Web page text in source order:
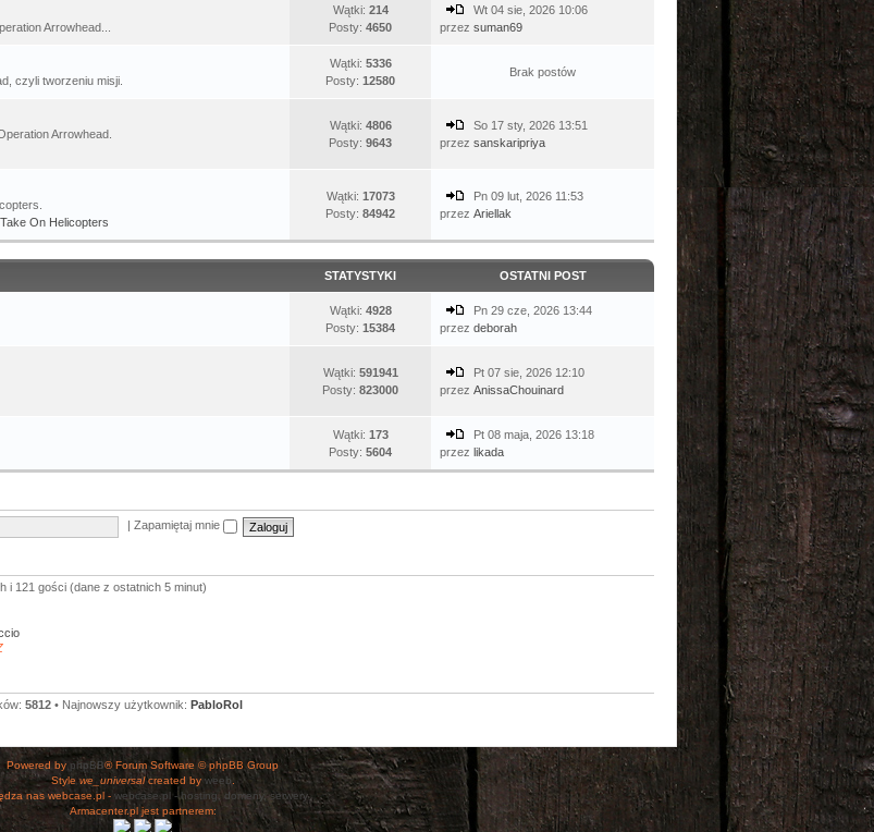
Arrowhead...
Wątki: 214
Posty: 4650
Wt 04 sie, 2026 10:06
przez suman69
czyli tworzeniu misji.
Wątki: 5336
Posty: 12580
Brak postów
Arrowhead.
Wątki: 4806
Posty: 9643
So 17 sty, 2026 13:51
przez sanskaripriya
Take On Helicopters
Wątki: 17073
Posty: 84942
Pn 09 lut, 2026 11:53
przez Ariellak
STATYSTYKI OSTATNI POST
Wątki: 4928
Posty: 15384
Pn 29 cze, 2026 13:44
przez deborah
Wątki: 591941
Posty: 823000
Pt 07 sie, 2026 12:10
przez AnissaChouinard
Wątki: 173
Posty: 5604
Pt 08 maja, 2026 13:18
przez likada
Zapamiętaj mnie
i 121 gości (dane z ostatnich 5 minut)
5812 • Najnowszy użytkownik: PabloRol
Powered by phpBB® Forum Software © phpBB Group
Stylewe_universalcreated by weeb
nas webcase.pl - webcase.pl - hosting, domeny, serwery
Armacenter.pl jest partnerem: